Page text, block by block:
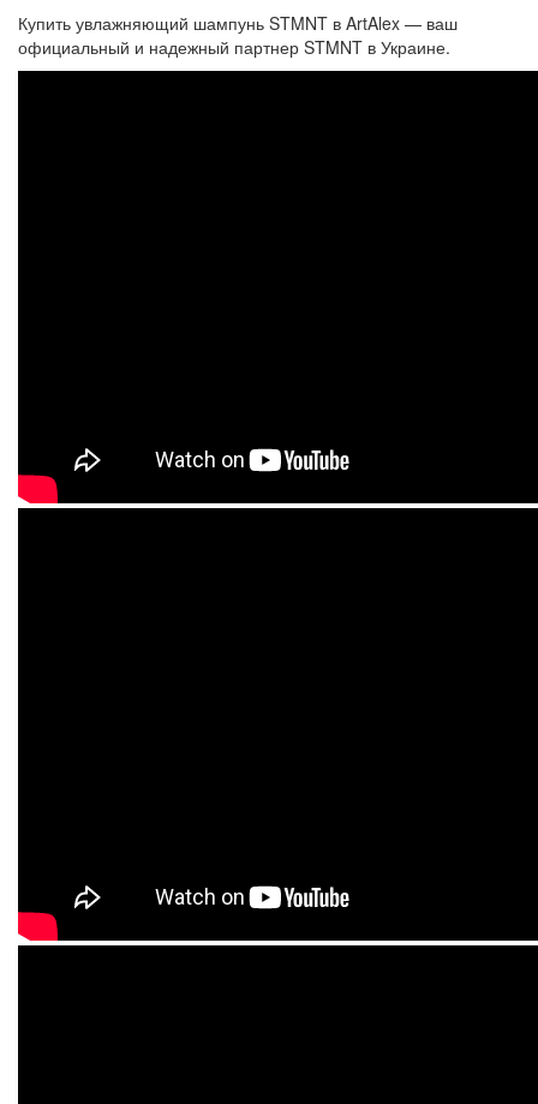
Купить увлажняющий шампунь STMNT в ArtAlex — ваш
официальный и надежный партнер STMNT в Украине.